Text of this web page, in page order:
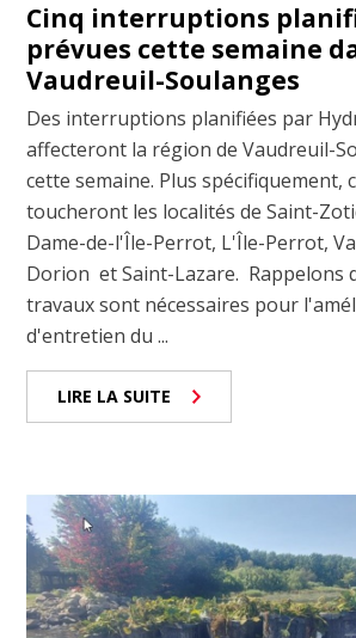
Cinq interruptions
prévues cette semaine
Vaudreuil-Soulanges
Des interruptions planifiées par
affecteront la région de Vaudreuil-
cette semaine. Plus spécifiquement,
toucheront les localités de Saint-
Dame-de-l'Île-Perrot, L'Île-Perrot,
Dorion et Saint-Lazare. Rappelons
travaux sont nécessaires pour
d'entretien du ...
LIRE LA SUITE